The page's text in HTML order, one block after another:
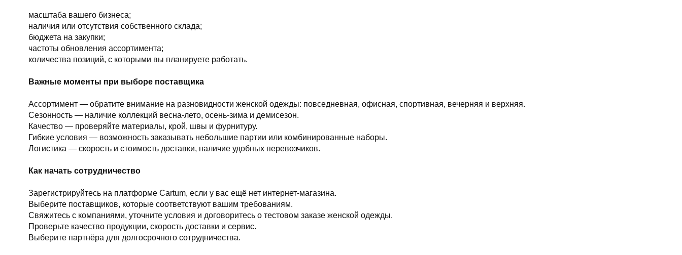
масштаба вашего бизнеса;
наличия или отсутствия собственного склада;
бюджета на закупки;
частоты обновления ассортимента;
количества позиций, с которыми вы планируете работать.
Важные моменты при выборе поставщика
Ассортимент — обратите внимание на разновидности женской одежды: повседневная, офисная, спортивная, вечерняя и верхняя.
Сезонность — наличие коллекций весна-лето, осень-зима и демисезон.
Качество — проверяйте материалы, крой, швы и фурнитуру.
Гибкие условия — возможность заказывать небольшие партии или комбинированные наборы.
Логистика — скорость и стоимость доставки, наличие удобных перевозчиков.
Как начать сотрудничество
Зарегистрируйтесь на платформе Cartum, если у вас ещё нет интернет-магазина.
Выберите поставщиков, которые соответствуют вашим требованиям.
Свяжитесь с компаниями, уточните условия и договоритесь о тестовом заказе женской одежды.
Проверьте качество продукции, скорость доставки и сервис.
Выберите партнёра для долгосрочного сотрудничества.